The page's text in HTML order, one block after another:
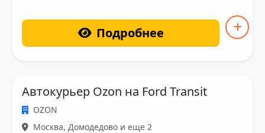
Подробнее
Автокурьер Ozon на Ford Transit
OZON
Москва, Домодедово и еще 2